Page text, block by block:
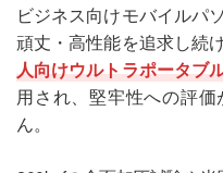
ビジネス向けモバイルパ
頑丈・高性能を追求し続
人向けウルトラポータブ
用され、堅牢性への評
ん。